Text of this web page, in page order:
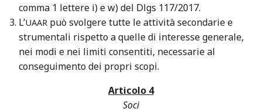
comma 1 lettere i) e w) del Dlgs 117/2017.
L’UAAR può svolgere tutte le attività secondarie e
strumentali rispetto a quelle di interesse generale,
nei modi e nei limiti consentiti, necessarie al
conseguimento dei propri scopi.
Articolo 4
Soci